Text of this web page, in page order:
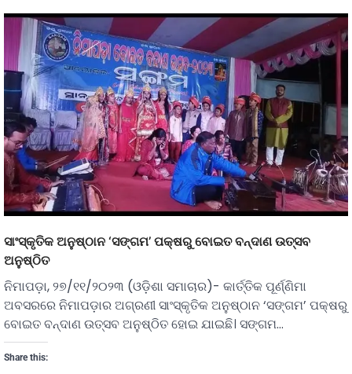
ସାଂସ୍କୃତିକ ଅନୁଷ୍ଠାନ ‘ସଙ୍ଗମ’ ପକ୍ଷରୁ ବୋଇତ ବନ୍ଦାଣ ଉତ୍ସବ
ଅନୁଷ୍ଠିତ
ନିମାପଡ଼ା, ୨୭/୧୧/୨୦୨୩ (ଓଡ଼ିଶା ସମାଚାର)- କାର୍ତ୍ତିକ ପୂର୍ଣ୍ଣିମା
ଅବସରରେ ନିମାପଡ଼ାର ଅଗ୍ରଣୀ ସାଂସ୍କୃତିକ ଅନୁଷ୍ଠାନ ‘ସଙ୍ଗମ’ ପକ୍ଷରୁ
ବୋଇତ ବନ୍ଦାଣ ଉତ୍ସବ ଅନୁଷ୍ଠିତ ହୋଇ ଯାଇଛି। ସଙ୍ଗମ…
Share this: